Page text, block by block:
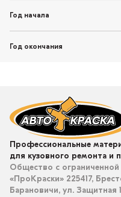
Год начала
Год окончания
Профессиональные
для кузовного ремонта и
Общество с
«ПроКраски» 225417,
Барановичи, ул. Защитная